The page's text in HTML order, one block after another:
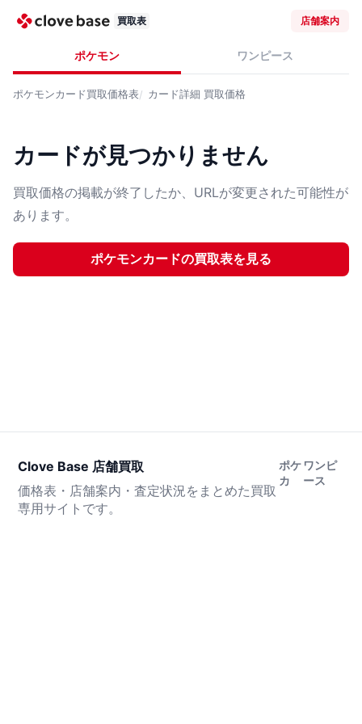
買取表 店舗案内
ポケモン ワンピース
ポケモンカード買取価格表 カード詳細 買取価格
カードが見つかりません
買取価格の掲載が終了したか、URLが変更された可能性が
あります。
ポケモンカードの買取表を見る
Clove Base 店舗買取
価格表・店舗案内・査定状況をまとめた買取
専用サイトです。
ポケ
カ
ワンピ
ース